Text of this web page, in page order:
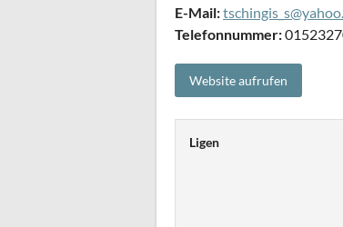
E-Mail:
Telefonnummer:
Ligen